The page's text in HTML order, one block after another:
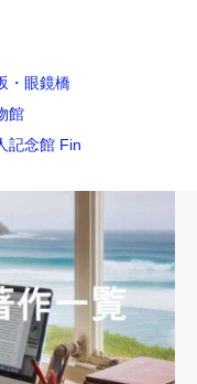
・眼鏡橋
館
記念館 Fin